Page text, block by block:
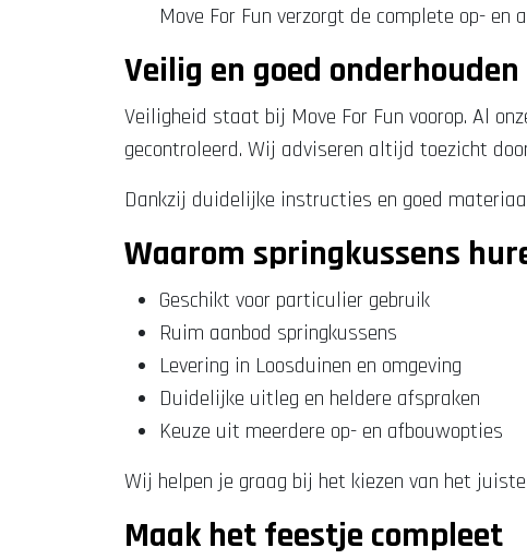
Move For Fun verzorgt de complete op- en
Veilig en goed
Veiligheid staat bij Move For Fun voorop. Al
gecontroleerd. Wij adviseren altijd toezicht
Dankzij duidelijke instructies en goed
Waarom springkussens
Geschikt voor particulier gebruik
Ruim aanbod springkussens
Levering in Loosduinen en omgeving
Duidelijke uitleg en heldere afspraken
Keuze uit meerdere op- en afbouwopties
Wij helpen je graag bij het kiezen van het
Maak het feestje compleet